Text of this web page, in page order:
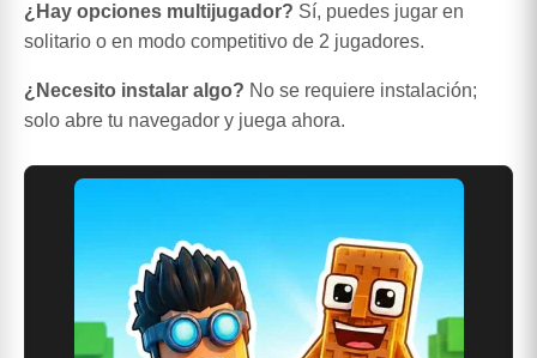
¿Hay opciones multijugador? Sí, puedes jugar en
solitario o en modo competitivo de 2 jugadores.
¿Necesito instalar algo? No se requiere instalación;
solo abre tu navegador y juega ahora.